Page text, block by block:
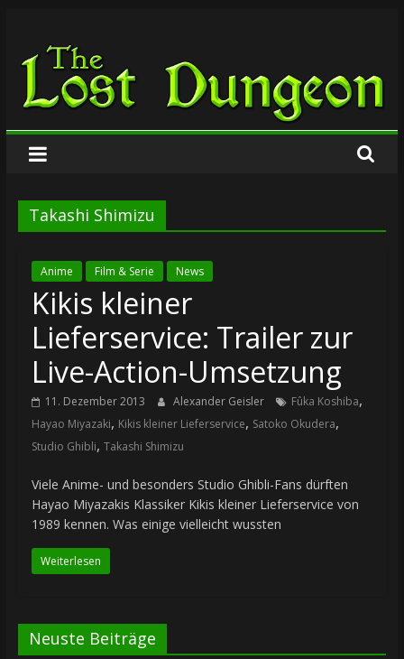
springen
The
Lost
Dungeon
Takashi Shimizu
Anime Film & Serie News
Kikis kleiner
Lieferservice: Trailer zur
Live-Action-Umsetzung
11. Dezember 2013 Alexander Geisler Fûka Koshiba,
Hayao Miyazaki, Kikis kleiner Lieferservice, Satoko Okudera,
Studio Ghibli, Takashi Shimizu
Viele Anime- und besonders Studio Ghibli-Fans dürften
Hayao Miyazakis Klassiker Kikis kleiner Lieferservice von
1989 kennen. Was einige vielleicht wussten
Weiterlesen
Neuste Beiträge